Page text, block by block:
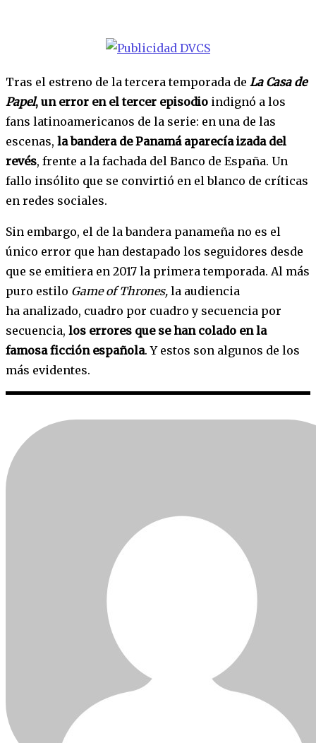
Tras el estreno de la tercera temporada de La Casa de
Papel, un error en el tercer episodio indignó a los
fans latinoamericanos de la serie: en una de las
escenas, la bandera de Panamá aparecía izada del
revés, frente a la fachada del Banco de España. Un
fallo insólito que se convirtió en el blanco de críticas
en redes sociales.
Sin embargo, el de la bandera panameña no es el
único error que han destapado los seguidores desde
que se emitiera en 2017 la primera temporada. Al más
puro estilo Game of Thrones, la audiencia
ha analizado, cuadro por cuadro y secuencia por
secuencia, los errores que se han colado en la
famosa ficción española. Y estos son algunos de los
más evidentes.